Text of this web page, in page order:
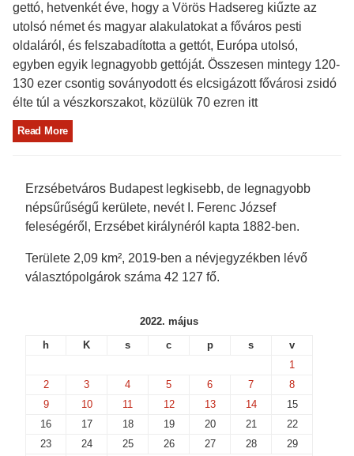
gettó, hetvenkét éve, hogy a Vörös Hadsereg kiűzte az
utolsó német és magyar alakulatokat a főváros pesti
oldaláról, és felszabadította a gettót, Európa utolsó,
egyben egyik legnagyobb gettóját. Összesen mintegy 120-
130 ezer csontig soványodott és elcsigázott fővárosi zsidó
élte túl a vészkorszakot, közülük 70 ezren itt
Read More
Erzsébetváros Budapest legkisebb, de legnagyobb
népsűrűségű kerülete, nevét I. Ferenc József
feleségéről, Erzsébet királynéról kapta 1882-ben.
Területe 2,09 km², 2019-ben a névjegyzékben lévő
választópolgárok száma 42 127 fő.
2022. május
h
K s c p s
v
1
2
3 4 5 6 7
8
9
10 11 12 13 14
15
16
17 18 19 20 21
22
23
24 25 26 27 28
29